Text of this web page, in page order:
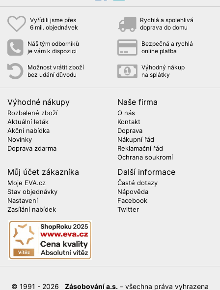
Vyřídili jsme přes
6 mil. objednávek
Rychlá a spolehlivá
doprava do domu
Náš tým odborníků
je vám k dispozici
Bezpečná a rychlá
online platba
Možnost vrátit zboží
bez udání důvodu
Výhodný nákup
na splátky
Výhodné nákupy
Rozbalené zboží
Aktuální leták
Akční nabídka
Novinky
Doprava zdarma
Naše firma
O nás
Kontakt
Doprava
Nákupní řád
Reklamační řád
Ochrana soukromí
Můj účet zákazníka
Moje EVA.cz
Stav objednávky
Nastavení
Zasílání nabídek
Další informace
Časté dotazy
Nápověda
Facebook
Twitter
© 1991 - 2026 Zásobování a.s. – všechna práva vyhrazena